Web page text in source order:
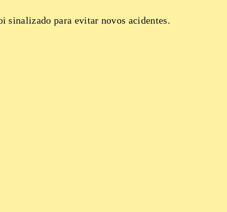
sinalizado para evitar novos acidentes.